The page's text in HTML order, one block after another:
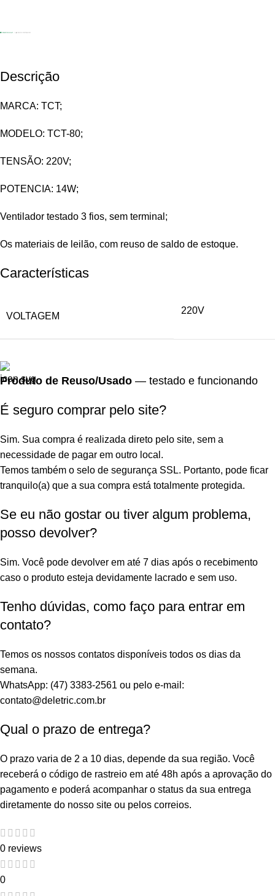
Descrição
MARCA: TCT;
MODELO: TCT-80;
TENSÃO: 220V;
POTENCIA: 14W;
Ventilador testado 3 fios, sem terminal;
Os materiais de leilão, com reuso de saldo de estoque.
Características
VOLTAGEM
220V
Produto de Reuso/Usado — testado e funcionando
É seguro comprar pelo site?
Sim. Sua compra é realizada direto pelo site, sem a
necessidade de pagar em outro local.
Temos também o selo de segurança SSL. Portanto, pode ficar
tranquilo(a) que a sua compra está totalmente protegida.
Se eu não gostar ou tiver algum problema,
posso devolver?
Sim. Você pode devolver em até 7 dias após o recebimento
caso o produto esteja devidamente lacrado e sem uso.
Tenho dúvidas, como faço para entrar em
contato?
Temos os nossos contatos disponíveis todos os dias da
semana.
WhatsApp: (47) 3383-2561 ou pelo e-mail:
contato@deletric.com.br
Qual o prazo de entrega?
O prazo varia de 2 a 10 dias, depende da sua região. Você
receberá o código de rastreio em até 48h após a aprovação do
pagamento e poderá acompanhar o status da sua entrega
diretamente do nosso site ou pelos correios.
0 reviews
0